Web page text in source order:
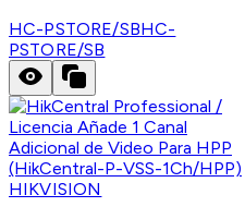
HC-PSTORE/SBHC-
PSTORE/SB
HIKVISION